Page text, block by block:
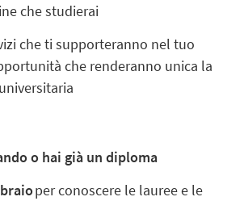
che studierai
che ti supporteranno nel tuo
che renderanno unica la
o hai già un diploma
per conoscere le lauree e le